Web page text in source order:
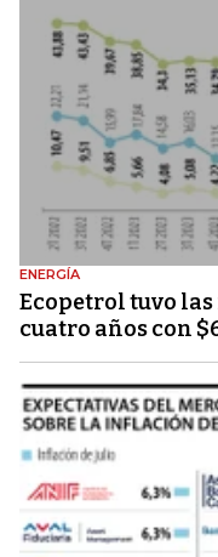
ENERGÍA
Ecopetrol tuvo
cuatro años con